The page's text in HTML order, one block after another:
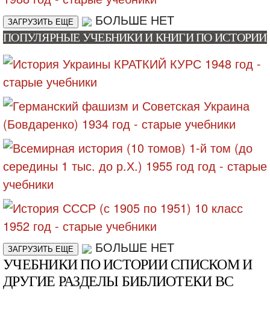
ЗАГРУЗИТЬ ЕЩЕ БОЛЬШЕ НЕТ
ПОПУЛЯРНЫЕ УЧЕБНИКИ И КНИГИ ПО ИСТОРИИ
ЗАГРУЗИТЬ ЕЩЕ БОЛЬШЕ НЕТ
УЧЕБНИКИ ПО ИСТОРИИ СПИСКОМ И
ДРУГИЕ РАЗДЕЛЫ БИБЛИОТЕКИ ВС